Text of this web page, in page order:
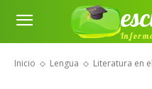
Inicio Lengua Literatura en
Literatura en